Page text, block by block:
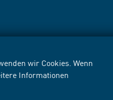
wir Cookies. Wenn
Informationen